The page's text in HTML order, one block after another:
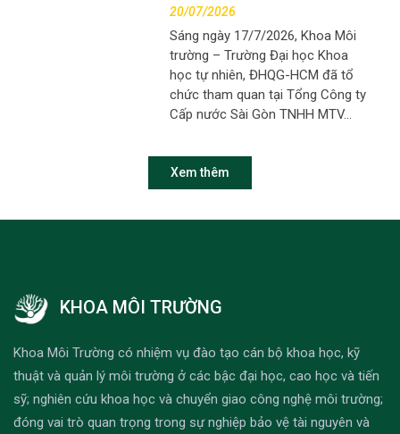
20/07/2026
Sáng ngày 17/7/2026, Khoa Môi
trường – Trường Đại học Khoa
học tự nhiên, ĐHQG-HCM đã tổ
chức tham quan tại Tổng Công ty
Cấp nước Sài Gòn TNHH MTV…
Xem thêm
KHOA MÔI TRƯỜNG
Khoa Môi Trường có nhiệm vụ đào tạo cán bộ khoa học, kỹ
thuật và quản lý môi trường ở các bậc đại học, cao học và tiến
sỹ; nghiên cứu khoa học và chuyển giao công nghệ môi trường;
đóng vai trò quan trọng trong sự nghiệp bảo vệ tài nguyên và